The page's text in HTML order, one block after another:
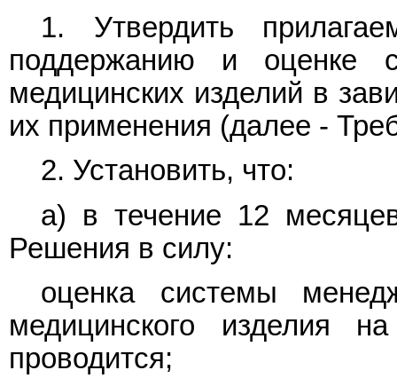
1. Утвердить
поддержанию и оценке
медицинских изделий в
их применения (далее -
2. Установить, что:
а) в течение 12
Решения в силу:
оценка системы
медицинского изделия
проводится;